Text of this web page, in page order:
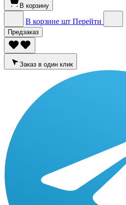
В корзину
В корзине шт Перейти
Предзаказ
Заказ в один клик